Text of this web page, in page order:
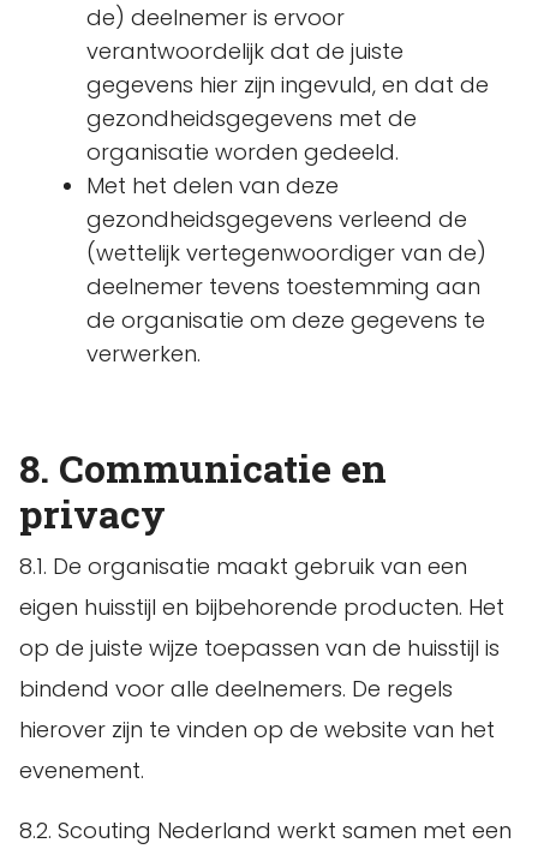
de) deelnemer is ervoor
verantwoordelijk dat de juiste
gegevens hier zijn ingevuld, en dat de
gezondheidsgegevens met de
organisatie worden gedeeld.
Met het delen van deze
gezondheidsgegevens verleend de
(wettelijk vertegenwoordiger van de)
deelnemer tevens toestemming aan
de organisatie om deze gegevens te
verwerken.
8. Communicatie en
privacy
8.1. De organisatie maakt gebruik van een
eigen huisstijl en bijbehorende producten. Het
op de juiste wijze toepassen van de huisstijl is
bindend voor alle deelnemers. De regels
hierover zijn te vinden op de website van het
evenement.
8.2. Scouting Nederland werkt samen met een